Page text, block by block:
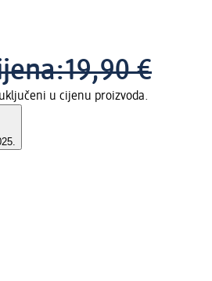
19,90 €
u cijenu proizvoda.